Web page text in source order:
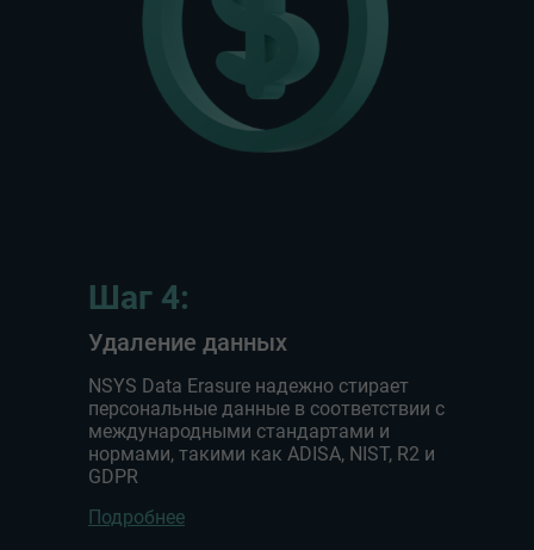
Шаг 4:
Удаление данных
NSYS Data Erasure надежно стирает
персональные данные в соответствии с
международными стандартами и
нормами, такими как ADISA, NIST, R2 и
GDPR
Подробнее